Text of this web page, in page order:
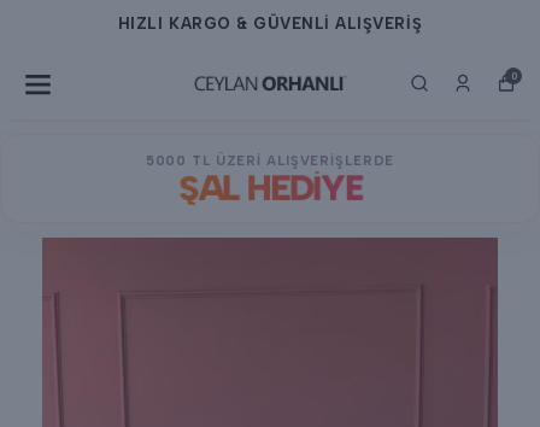
HIZLI KARGO & GÜVENLİ ALIŞVERİŞ
0
5000 TL ÜZERİ ALIŞVERİŞLERDE
ŞAL HEDİYE